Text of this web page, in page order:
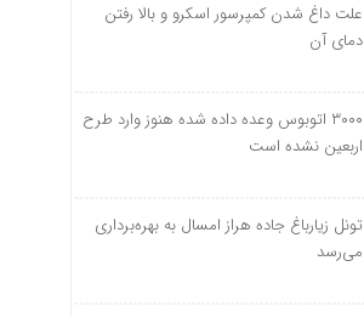
علت داغ شدن کمپرسور اسکرو و بالا رفتن
دمای آن
۳۰۰۰ اتوبوس وعده داده شده هنوز وارد طرح
اربعین نشده است
تونل زیارباغ جاده هراز امسال به بهره‌برداری
می‌رسد